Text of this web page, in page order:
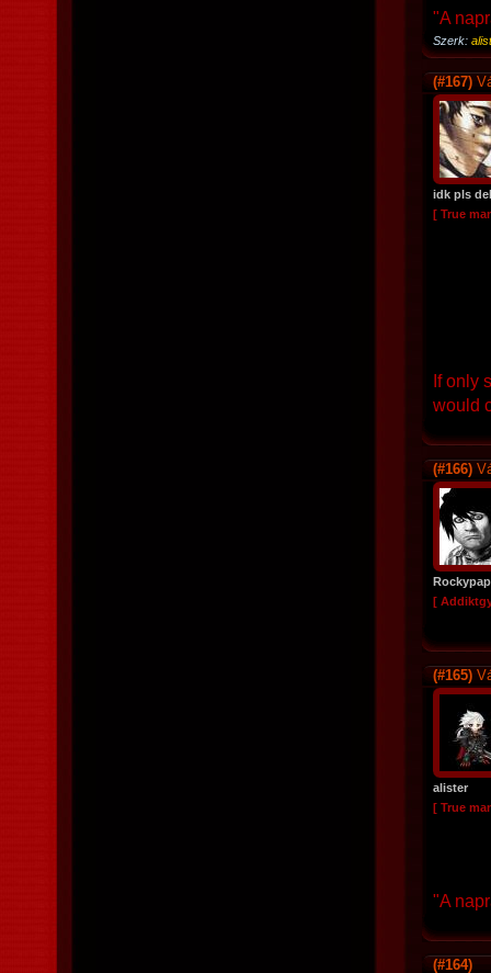
"A
Szerk:
(#167)
idk pls
[ True
If only
would
(#166)
[
(#165)
alister
[ True
"A
(#164)